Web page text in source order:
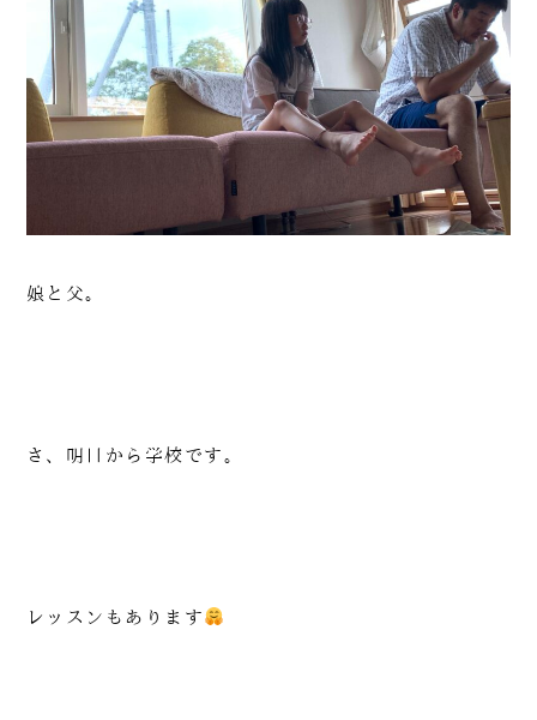
娘と父。
さ、明日から学校です。
レッスンもあります